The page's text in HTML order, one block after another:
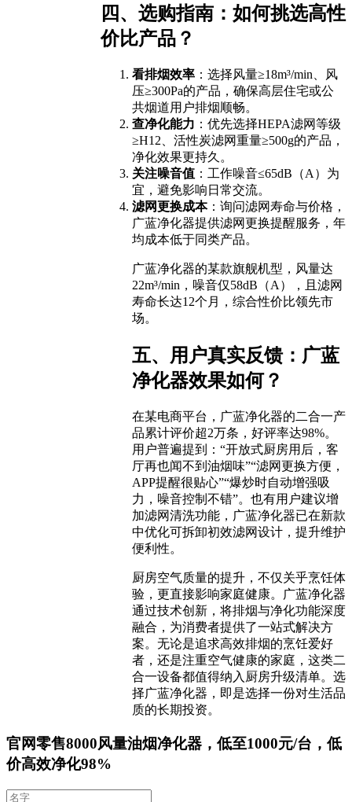
四、选购指南：如何挑选高性
价比产品？
看排烟效率 ：选择风量≥18m³/min、风
压≥300Pa的产品，确保高层住宅或公
共烟道用户排烟顺畅。
查净化能力 ：优先选择HEPA滤网等级
≥H12、活性炭滤网重量≥500g的产品，
净化效果更持久。
关注噪音值 ：工作噪音≤65dB（A）为
宜，避免影响日常交流。
滤网更换成本：询问滤网寿命与价格，
广蓝净化器提供滤网更换提醒服务，年
均成本低于同类产品。
广蓝净化器的某款旗舰机型，风量达
22m³/min，噪音仅58dB（A），且滤网
寿命长达12个月，综合性价比领先市
场。
五、用户真实反馈：广蓝
净化器效果如何？
在某电商平台，广蓝净化器的二合一产
品累计评价超2万条，好评率达98%。
用户普遍提到：“开放式厨房用后，客
厅再也闻不到油烟味”“滤网更换方便，
APP提醒很贴心”“爆炒时自动增强吸
力，噪音控制不错”。也有用户建议增
加滤网清洗功能，广蓝净化器已在新款
中优化可拆卸初效滤网设计，提升维护
便利性。
厨房空气质量的提升，不仅关乎烹饪体
验，更直接影响家庭健康。广蓝净化器
通过技术创新，将排烟与净化功能深度
融合，为消费者提供了一站式解决方
案。无论是追求高效排烟的烹饪爱好
者，还是注重空气健康的家庭，这类二
合一设备都值得纳入厨房升级清单。选
择广蓝净化器，即是选择一份对生活品
质的长期投资。
官网零售8000风量油烟净化器，低至1000元/台，低
价高效净化98%